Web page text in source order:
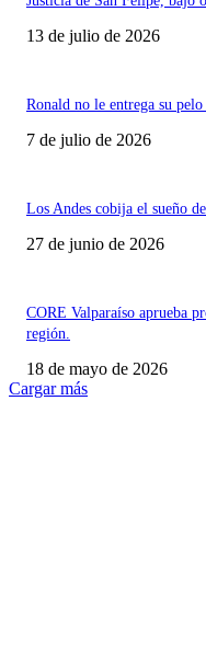
13 de julio de 2026
Ronald no le entrega su
7 de julio de 2026
Los Andes cobija el sueño
27 de junio de 2026
CORE Valparaíso aprueba
región.
18 de mayo de 2026
Cargar más